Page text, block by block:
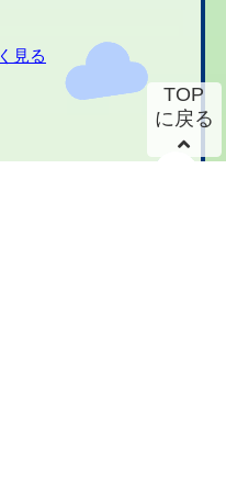
見る
TOP
に戻る